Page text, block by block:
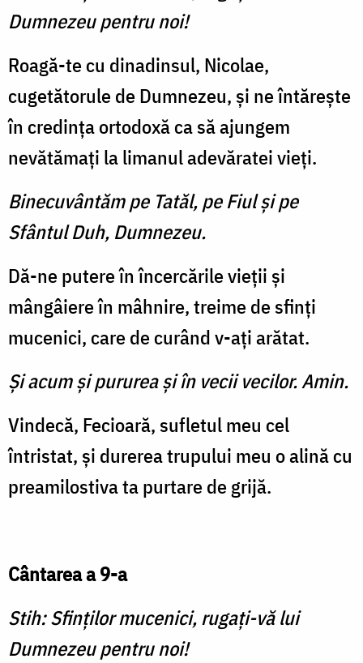
Dumnezeu pentru noi!
Roagă-te cu dinadinsul, Nicolae,
cugetătorule de Dumnezeu, și ne întărește
în credința ortodoxă ca să ajungem
nevătămați la limanul adevăratei vieți.
Binecuvântăm pe Tatăl, pe Fiul și pe
Sfântul Duh, Dumnezeu.
Dă-ne putere în încercările vieții și
mângâiere în mâhnire, treime de sfinți
mucenici, care de curând v-ați arătat.
Şi acum şi pururea şi în vecii vecilor. Amin.
Vindecă, Fecioară, sufletul meu cel
întristat, și durerea trupului meu o alină cu
preamilostiva ta purtare de grijă.
Cântarea a 9-a
Stih: Sfinților mucenici, rugați-vă lui
Dumnezeu pentru noi!